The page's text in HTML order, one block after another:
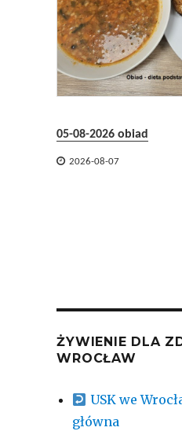
05-08-2026 obiad
 2026-08-07
ŻYWIENIE DLA
WROCŁAW
USK we
główna